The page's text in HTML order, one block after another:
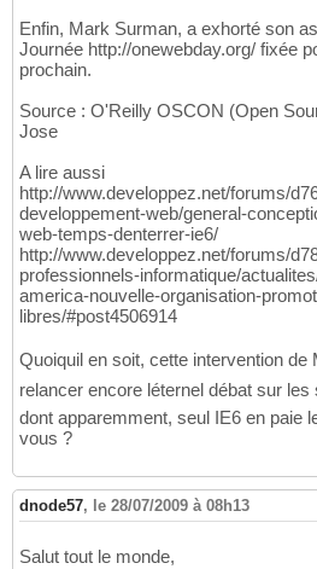
Enfin, Mark Surman, a exhorté son
Journée http://onewebday.org/ fixée
prochain.
Source : O'Reilly OSCON (Open
Jose
A lire aussi
http://www.developpez.net/forums/
developpement-web/general-
web-temps-denterrer-ie6/
http://www.developpez.net/forums/
professionnels-informatique/
america-nouvelle-organisation-
libres/#post4506914
Quoiquil en soit, cette intervention
relancer encore léternel débat sur
dont apparemment, seul IE6 en paie
vous ?
dnode57, le 28/07/2009 à 08h13
Salut tout le monde,